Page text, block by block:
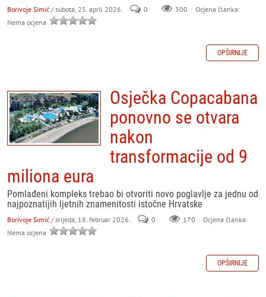
Borivoje Simić / subota, 25. april 2026. 0 300
Ocjena članka:
Nema ocjena
OPŠIRNIJE
Osječka Copacabana
ponovno se otvara
nakon
transformacije od 9
miliona eura
Pomlađeni kompleks trebao bi otvoriti novo poglavlje za jednu od
najpoznatijih ljetnih znamenitosti istočne Hrvatske
Borivoje Simić / srijeda, 18. februar 2026. 0 170
Ocjena članka:
Nema ocjena
OPŠIRNIJE